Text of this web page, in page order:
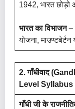
1942, भारत
भारत का विभाजन–
योजना,
2. गाँधीवाद
Level
गाँधी जी के